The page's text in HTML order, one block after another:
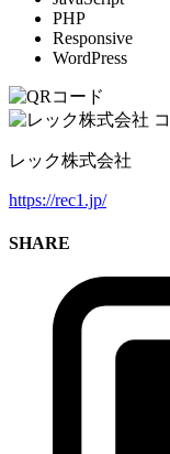
PHP
Responsive
WordPress
レック株式会社
https://rec1.jp/
SHARE